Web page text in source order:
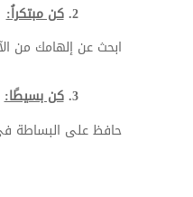
2. كن مبتكراُ:
ابحث عن إلهامك من
3. كن بسيطًا:
حافظ على البساطة